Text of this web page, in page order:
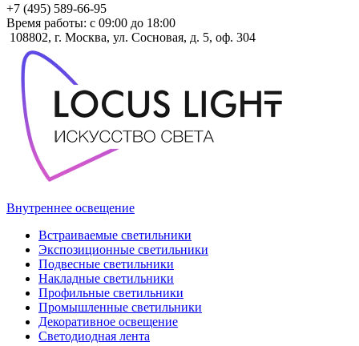
+7 (495) 589-66-95
Время работы: с 09:00 до 18:00
108802, г. Москва, ул. Сосновая, д. 5, оф. 304
Внутреннее освещение
Встраиваемые светильники
Экспозиционные светильники
Подвесные светильники
Накладные светильники
Профильные светильники
Промышленные светильники
Декоративное освещение
Светодиодная лента